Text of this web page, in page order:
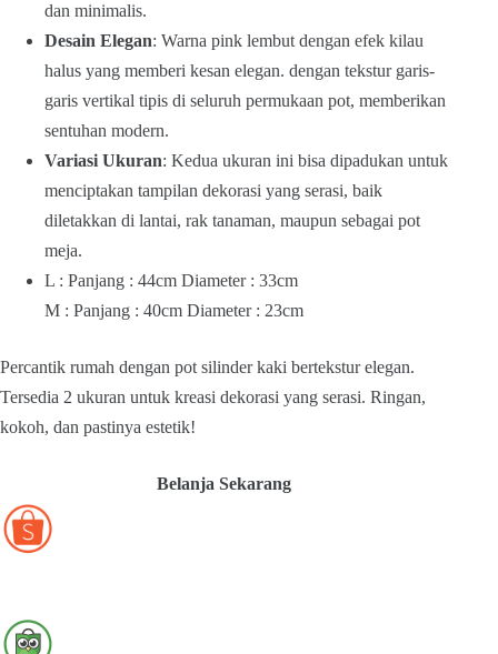
dan minimalis.
Desain Elegan: Warna pink lembut dengan efek kilau
halus yang memberi kesan elegan. dengan tekstur garis-
garis vertikal tipis di seluruh permukaan pot, memberikan
sentuhan modern.
Variasi Ukuran: Kedua ukuran ini bisa dipadukan untuk
menciptakan tampilan dekorasi yang serasi, baik
diletakkan di lantai, rak tanaman, maupun sebagai pot
meja.
L : Panjang : 44cm Diameter : 33cm
M : Panjang : 40cm Diameter : 23cm
Percantik rumah dengan pot silinder kaki bertekstur elegan.
Tersedia 2 ukuran untuk kreasi dekorasi yang serasi. Ringan,
kokoh, dan pastinya estetik!
Belanja Sekarang